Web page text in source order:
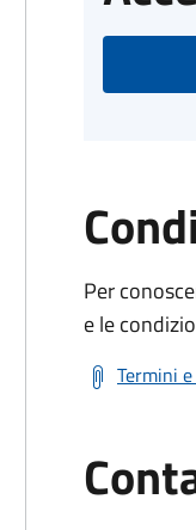
Per
e le
Termini